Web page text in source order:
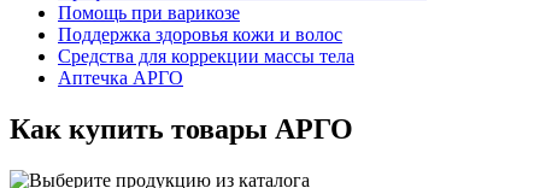
Помощь при варикозе
Поддержка здоровья кожи и волос
Средства для коррекции массы тела
Аптечка АРГО
Как купить товары АРГО